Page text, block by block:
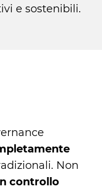
e sostenibili.
Non
controllo